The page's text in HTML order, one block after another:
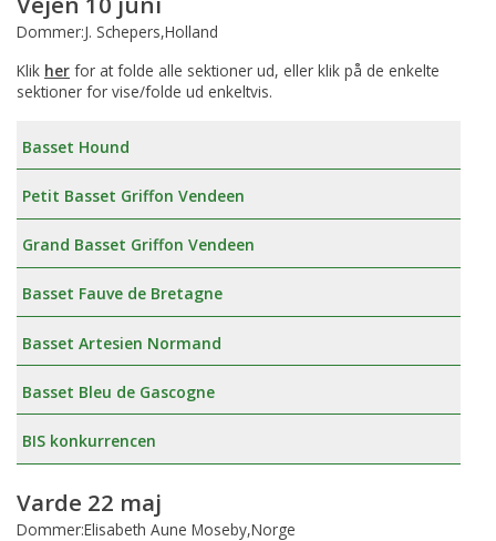
Dommer:J. Schepers,Holland
Klik her for at folde alle sektioner ud, eller klik på de enkelte
sektioner for vise/folde ud enkeltvis.
Basset Hound
Petit Basset Griffon Vendeen
Grand Basset Griffon Vendeen
Basset Fauve de Bretagne
Basset Artesien Normand
Basset Bleu de Gascogne
BIS konkurrencen
Varde 22 maj
Dommer:Elisabeth Aune Moseby,Norge